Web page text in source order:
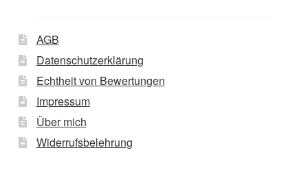
AGB
Datenschutzerklärung
Echtheit von Bewertungen
Impressum
Über mich
Widerrufsbelehrung